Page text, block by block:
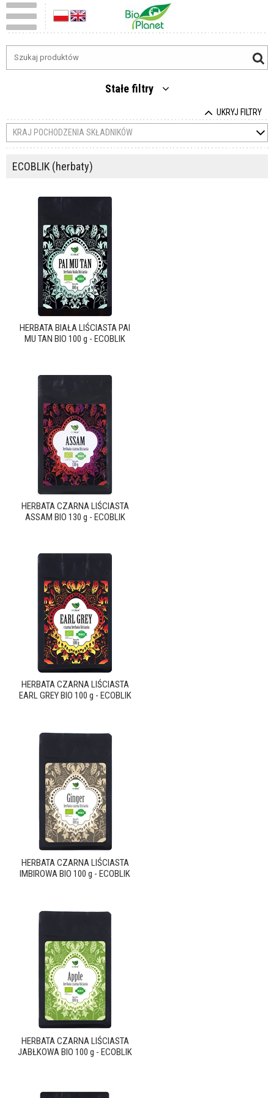
Stałe filtry
UKRYJ FILTRY
KRAJ POCHODZENIA SKŁADNIKÓW
ECOBLIK (herbaty)
HERBATA BIAŁA LIŚCIASTA PAI
MU TAN BIO 100 g - ECOBLIK
HERBATA CZARNA LIŚCIASTA
ASSAM BIO 130 g - ECOBLIK
HERBATA CZARNA LIŚCIASTA
EARL GREY BIO 100 g - ECOBLIK
HERBATA CZARNA LIŚCIASTA
IMBIROWA BIO 100 g - ECOBLIK
HERBATA CZARNA LIŚCIASTA
JABŁKOWA BIO 100 g - ECOBLIK